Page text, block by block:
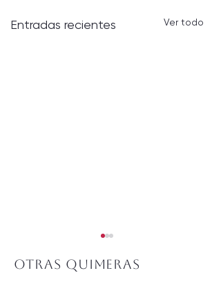
Entradas recientes Ver todo
Otras quimeras